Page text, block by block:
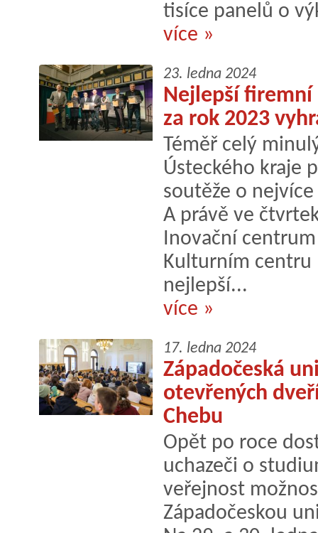
tisíce panelů o
více »
23. ledna 2024
Nejlepší firemní
za rok 2023
Téměř celý
Ústeckého kraje
soutěže o
A právě ve
Inovační
Kulturním centru
nejlepší...
více »
17. ledna 2024
Západočeská
otevřených
Chebu
Opět po roce
uchazeči o
veřejnost
Západočeskou